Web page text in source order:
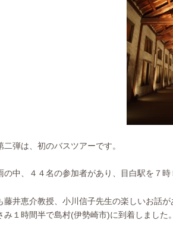
弾は、初のバスツアーです。
の中、４４名の参加者があり、目白駅を７時
井恵介教授、小川信子先生の楽しいお話
１時間半で島村(伊勢崎市)に到着しました。